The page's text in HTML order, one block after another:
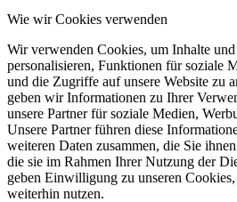
Wie wir Cookies verwenden
Wir verwenden Cookies, um Inhalte
personalisieren, Funktionen für soziale
und die Zugriffe auf unsere Website zu
geben wir Informationen zu Ihrer
unsere Partner für soziale Medien,
Unsere Partner führen diese
weiteren Daten zusammen, die Sie
die sie im Rahmen Ihrer Nutzung der
geben Einwilligung zu unseren
weiterhin nutzen.